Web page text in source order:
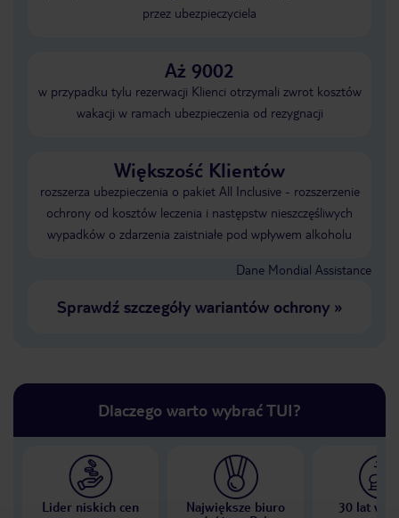
przez ubezpieczyciela
Aż 9002
w przypadku tylu rezerwacji Klienci otrzymali zwrot kosztów
wakacji w ramach ubezpieczenia od rezygnacji
Większość Klientów
rozszerza ubezpieczenia o pakiet All Inclusive - rozszerzenie
ochrony od kosztów leczenia i następstw nieszczęśliwych
wypadków o zdarzenia zaistniałe pod wpływem alkoholu
Dane Mondial Assistance
Sprawdź szczegóły wariantów ochrony»
Dlaczego warto wybrać TUI?
Lider niskich cen
Największe biuro
30 lat w